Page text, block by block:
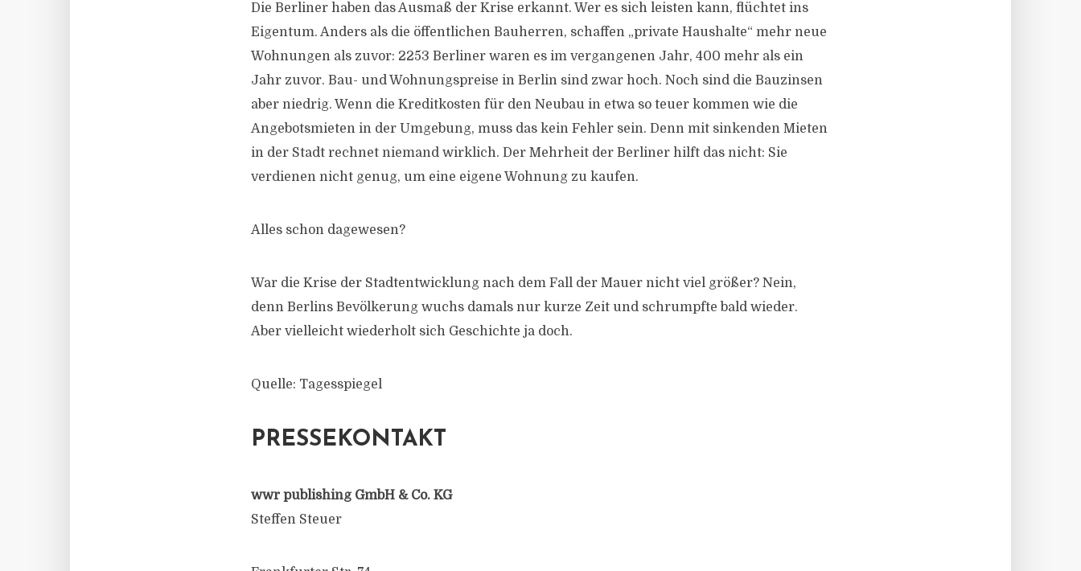
Die Berliner haben das Ausmaß der Krise erkannt. Wer es sich leisten kann, flüchtet ins
Eigentum. Anders als die öffentlichen Bauherren, schaffen „private Haushalte“ mehr neue
Wohnungen als zuvor: 2253 Berliner waren es im vergangenen Jahr, 400 mehr als ein
Jahr zuvor. Bau- und Wohnungspreise in Berlin sind zwar hoch. Noch sind die Bauzinsen
aber niedrig. Wenn die Kreditkosten für den Neubau in etwa so teuer kommen wie die
Angebotsmieten in der Umgebung, muss das kein Fehler sein. Denn mit sinkenden Mieten
in der Stadt rechnet niemand wirklich. Der Mehrheit der Berliner hilft das nicht: Sie
verdienen nicht genug, um eine eigene Wohnung zu kaufen.
Alles schon dagewesen?
War die Krise der Stadtentwicklung nach dem Fall der Mauer nicht viel größer? Nein,
denn Berlins Bevölkerung wuchs damals nur kurze Zeit und schrumpfte bald wieder.
Aber vielleicht wiederholt sich Geschichte ja doch.
Quelle: Tagesspiegel
PRESSEKONTAKT
wwr publishing GmbH & Co. KG
Steffen Steuer